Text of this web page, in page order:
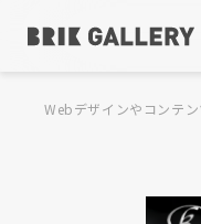
Webデザインやコンテ